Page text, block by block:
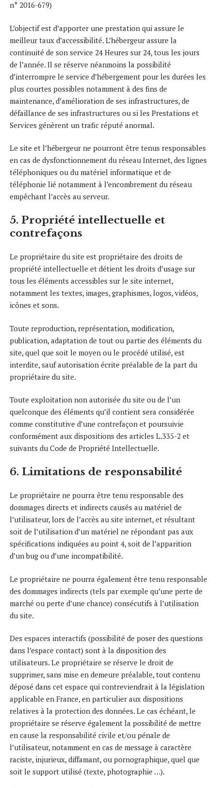
n° 2016-679)
L’objectif est d’apporter une prestation qui assure le
meilleur taux d’accessibilité. L’hébergeur assure la
continuité de son service 24 Heures sur 24, tous les jours
de l’année. Il se réserve néanmoins la possibilité
d’interrompre le service d’hébergement pour les durées les
plus courtes possibles notamment à des fins de
maintenance, d’amélioration de ses infrastructures, de
défaillance de ses infrastructures ou si les Prestations et
Services génèrent un trafic réputé anormal.
Le site et l’hébergeur ne pourront être tenus responsables
en cas de dysfonctionnement du réseau Internet, des lignes
téléphoniques ou du matériel informatique et de
téléphonie lié notamment à l’encombrement du réseau
empêchant l’accès au serveur.
5. Propriété intellectuelle et
contrefaçons
Le propriétaire du site est propriétaire des droits de
propriété intellectuelle et détient les droits d’usage sur
tous les éléments accessibles sur le site internet,
notamment les textes, images, graphismes, logos, vidéos,
icônes et sons.
Toute reproduction, représentation, modification,
publication, adaptation de tout ou partie des éléments du
site, quel que soit le moyen ou le procédé utilisé, est
interdite, sauf autorisation écrite préalable de la part du
propriétaire du site.
Toute exploitation non autorisée du site ou de l’un
quelconque des éléments qu’il contient sera considérée
comme constitutive d’une contrefaçon et poursuivie
conformément aux dispositions des articles L.335-2 et
suivants du Code de Propriété Intellectuelle.
6. Limitations de responsabilité
Le propriétaire ne pourra être tenu responsable des
dommages directs et indirects causés au matériel de
l’utilisateur, lors de l’accès au site internet, et résultant
soit de l’utilisation d’un matériel ne répondant pas aux
spécifications indiquées au point 4, soit de l’apparition
d’un bug ou d’une incompatibilité.
Le propriétaire ne pourra également être tenu responsable
des dommages indirects (tels par exemple qu’une perte de
marché ou perte d’une chance) consécutifs à l’utilisation
du site.
Des espaces interactifs (possibilité de poser des questions
dans l’espace contact) sont à la disposition des
utilisateurs. Le propriétaire se réserve le droit de
supprimer, sans mise en demeure préalable, tout contenu
déposé dans cet espace qui contreviendrait à la législation
applicable en France, en particulier aux dispositions
relatives à la protection des données. Le cas échéant, le
propriétaire se réserve également la possibilité de mettre
en cause la responsabilité civile et/ou pénale de
l’utilisateur, notamment en cas de message à caractère
raciste, injurieux, diffamant, ou pornographique, quel que
soit le support utilisé (texte, photographie …).